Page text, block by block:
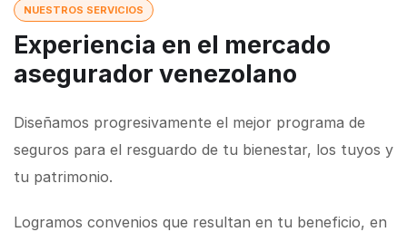
NUESTROS SERVICIOS
Experiencia en el mercado
asegurador venezolano
Diseñamos progresivamente el mejor programa de
seguros para el resguardo de tu bienestar, los tuyos y
tu patrimonio.
Logramos convenios que resultan en tu beneficio, en